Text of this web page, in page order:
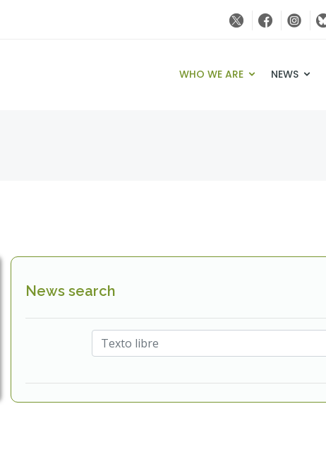
WHO WE ARE NEWS
News search